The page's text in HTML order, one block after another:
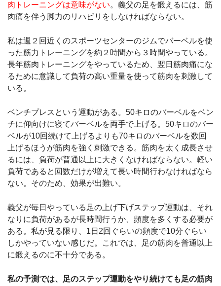
肉トレーニングは意味がない。義父の足を鍛えるには、筋
肉痛を伴う脚力のリハビリをしなければならない。
私は週２回近くのスポーツセンターのジムでバーベルを使
った筋力トレーニングを約２時間から３時間やっている。
長年筋肉トレーニングをやっているため、翌日筋肉痛にな
るために意識して負荷の高い重量を使って筋肉を刺激して
いる。
ベンチプレスという運動がある。50キロのバーベルをベン
チに仰向けに寝てバーベルを両手で上げる。50キロのバー
ベルが10回続けて上げるよりも70キロのバーベルを数回
上げるほうが筋肉を強く刺激できる。筋肉を太く成長させ
るには、負荷が普通以上に大きくなければならない。軽い
負荷であると回数だけが増えて長い時間行わなければなら
ない。そのため、効果が出難い。
義父が毎日やっている足の上げ下げステップ運動は、それ
なりに負荷があるが長時間行うか、頻度を多くする必要が
ある。私が見る限り、1日2回ぐらいの頻度で10分ぐらい
しかやっていない感じだ。これでは、足の筋肉を普通以上
に鍛えるのに不十分である。
私の予測では、足のステップ運動をやり続けても足の筋肉